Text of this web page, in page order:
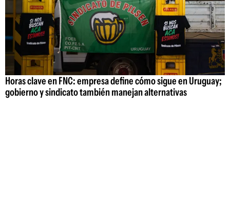
Horas clave en FNC: empresa define cómo sigue en Uruguay;
gobierno y sindicato también manejan alternativas